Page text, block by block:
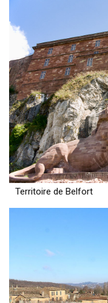
Territoire de Belfort